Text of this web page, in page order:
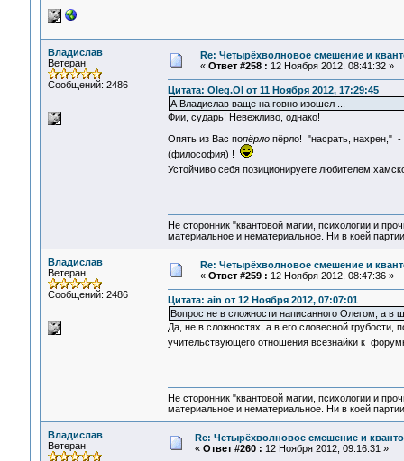
Владислав
Ветеран
Сообщений: 2486
Re: Четырёхволновое смешение и
« Ответ #258 : 12 Ноября 2012, 08:41:32 »
Цитата: Oleg.Ol от 11 Ноября 2012, 17:29:45
А Владислав ваще на говно изошел ...
Фии, сударь! Невежливо, однако!
Опять из Вас попёрлопёрло! "насрать, нахрен," -
(философия) !
Устойчиво себя позиционируете любителем
Не сторонник "квантовой магии, психологии и
материальное и нематериальное. Ни в коей
Владислав
Ветеран
Сообщений: 2486
Re: Четырёхволновое смешение и
« Ответ #259 : 12 Ноября 2012, 08:47:36 »
Цитата: ain от 12 Ноября 2012, 07:07:01
Вопрос не в сложности написанного Олегом, а в
Да, не в сложностях, а в его словесной грубости,
учительствующего отношения всезнайки к
Не сторонник "квантовой магии, психологии и
материальное и нематериальное. Ни в коей
Владислав
Ветеран
Re: Четырёхволновое смешение и
« Ответ #260 : 12 Ноября 2012, 09:16:31 »